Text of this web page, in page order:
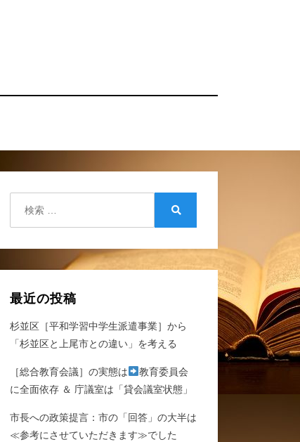
最近の投稿
杉並区［平和学習中学生派遣事業］から
「杉並区と上尾市との違い」を考える
［総合教育会議］の実態は
教育委員会
に全面依存 ＆ 庁議室は「貸会議室状態」
市長への政策提言：市の「回答」の大半は
≪参考にさせていただきます≫でした